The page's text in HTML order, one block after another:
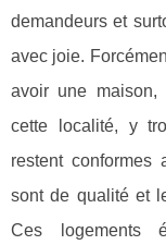
demandeurs et
avec joie.
avoir une maison,
cette localité, y
restent conformes
sont de qualité et
Ces logements